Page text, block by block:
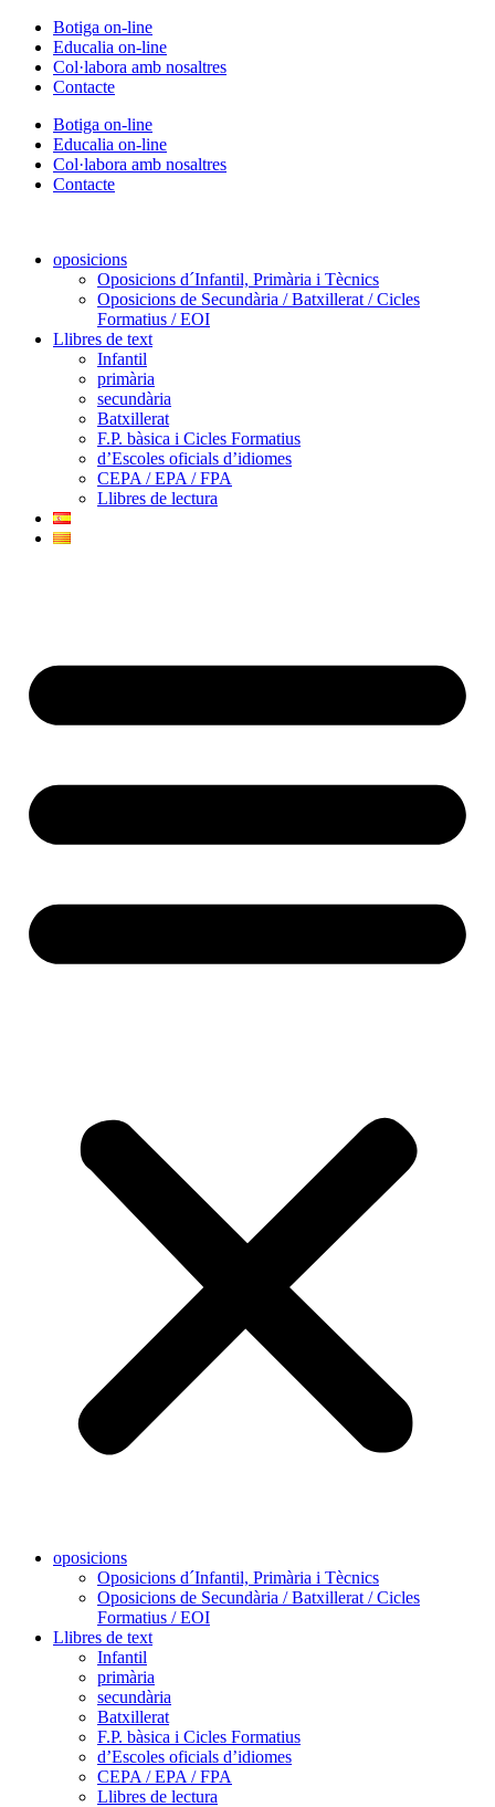
contingut
Botiga on-line
Educalia on-line
Col·labora amb nosaltres
Contacte
Botiga on-line
Educalia on-line
Col·labora amb nosaltres
Contacte
oposicions
Oposicions d´Infantil, Primària i Tècnics
Oposicions de Secundària / Batxillerat / Cicles
Formatius / EOI
Llibres de text
Infantil
primària
secundària
Batxillerat
F.P. bàsica i Cicles Formatius
d’Escoles oficials d’idiomes
CEPA / EPA / FPA
Llibres de lectura
oposicions
Oposicions d´Infantil, Primària i Tècnics
Oposicions de Secundària / Batxillerat / Cicles
Formatius / EOI
Llibres de text
Infantil
primària
secundària
Batxillerat
F.P. bàsica i Cicles Formatius
d’Escoles oficials d’idiomes
CEPA / EPA / FPA
Llibres de lectura